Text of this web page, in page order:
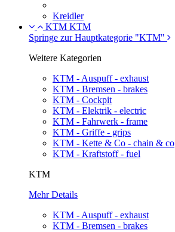
Kreidler
KTM KTM
Springe zur Hauptkategorie "KTM"
Weitere Kategorien
KTM - Auspuff - exhaust
KTM - Bremsen - brakes
KTM - Cockpit
KTM - Elektrik - electric
KTM - Fahrwerk - frame
KTM - Griffe - grips
KTM - Kette & Co - chain & co
KTM - Kraftstoff - fuel
KTM
Mehr Details
KTM - Auspuff - exhaust
KTM - Bremsen - brakes